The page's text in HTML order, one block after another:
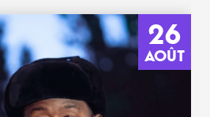
26
AOÛT